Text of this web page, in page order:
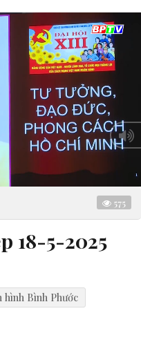
575
18-5-2025
hình Bình Phước